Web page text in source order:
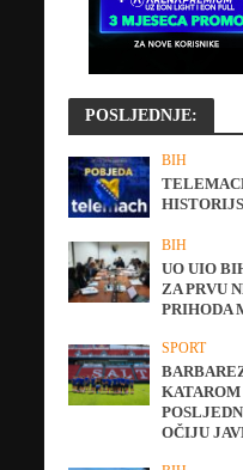
POSLJEDNJE:
BIH
BIH
UO UIO
ZA PRVU
PRIHODA
SPORT
OČIJU